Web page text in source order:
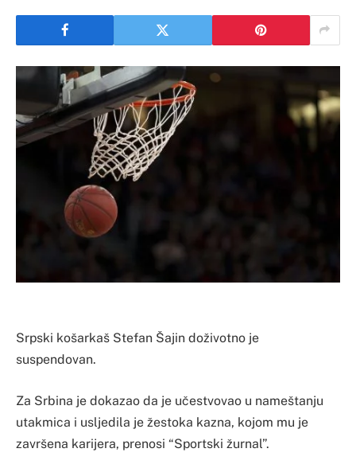
Srpski košarkaš Stefan Šajin doživotno je
suspendovan.
Za Srbina je dokazao da je učestvovao u nameštanju
utakmica i usljedila je žestoka kazna, kojom mu je
završena karijera, prenosi “Sportski žurnal”.